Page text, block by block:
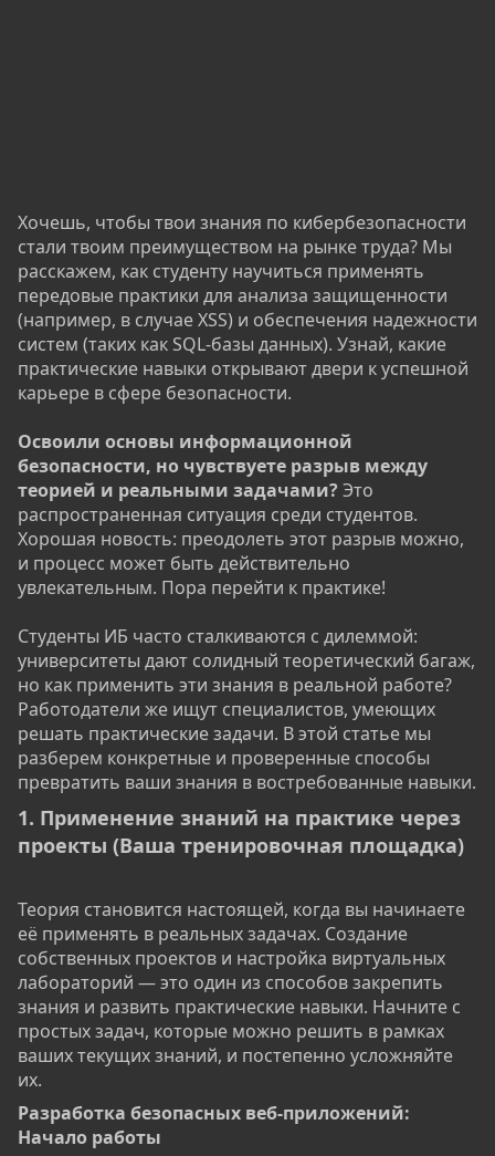
Хочешь, чтобы твои знания по кибербезопасности
стали твоим преимуществом на рынке труда? Мы
расскажем, как студенту научиться применять
передовые практики для анализа защищенности
(например, в случае XSS) и обеспечения надежности
систем (таких как SQL-базы данных). Узнай, какие
практические навыки открывают двери к успешной
карьере в сфере безопасности.
Освоили основы информационной
безопасности, но чувствуете разрыв между
теорией и реальными задачами?Это
распространенная ситуация среди студентов.
Хорошая новость: преодолеть этот разрыв можно,
и процесс может быть действительно
увлекательным. Пора перейти к практике!
Студенты ИБ часто сталкиваются с дилеммой:
университеты дают солидный теоретический багаж,
но как применить эти знания в реальной работе?
Работодатели же ищут специалистов, умеющих
решать практические задачи. В этой статье мы
разберем конкретные и проверенные способы
превратить ваши знания в востребованные навыки.
1. Применение знаний на практике через
проекты (Ваша тренировочная площадка)​
Теория становится настоящей, когда вы начинаете
её применять в реальных задачах. Создание
собственных проектов и настройка виртуальных
лабораторий — это один из способов закрепить
знания и развить практические навыки. Начните с
простых задач, которые можно решить в рамках
ваших текущих знаний, и постепенно усложняйте
их.
Разработка безопасных веб-приложений:
Начало работы​